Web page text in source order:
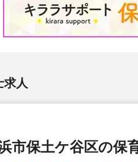
人
市保土ケ谷区の保